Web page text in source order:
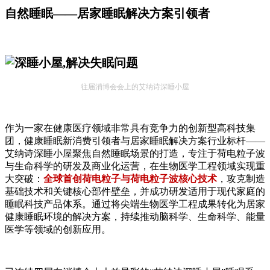
自然睡眠——居家睡眠解决方案引领者
往届消博会会上的艾纳诗深睡小屋
作为一家在健康医疗领域非常具有竞争力的创新型高科技集
团，健康睡眠新消费引领者与居家睡眠解决方案行业标杆——
艾纳诗深睡小屋聚焦自然睡眠场景的打造，专注于荷电粒子波
与生命科学的研发及商业化运营，在生物医学工程领域实现重
大突破： 全球首创荷电粒子与荷电粒子波核心技术 ，攻克制造
基础技术和关键核心部件壁垒，并成功研发适用于现代家庭的
睡眠科技产品体系。通过将尖端生物医学工程成果转化为居家
健康睡眠环境的解决方案，持续推动脑科学、生命科学、能量
医学等领域的创新应用。